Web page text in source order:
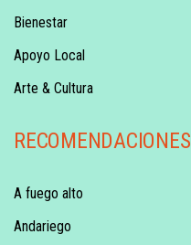
Bienestar
Apoyo Local
Arte & Cultura
RECOMENDACIONES
A fuego alto
Andariego